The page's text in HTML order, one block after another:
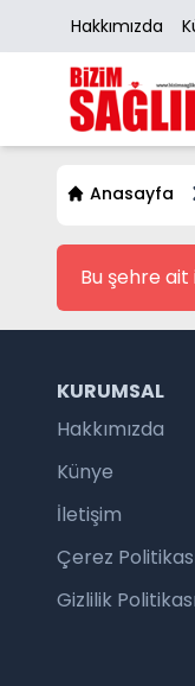
Hakkımızda
Anasayfa
Bu şehre ait
KURUMSAL
Hakkımızda
Künye
İletişim
Çerez
Gizlilik Politikası